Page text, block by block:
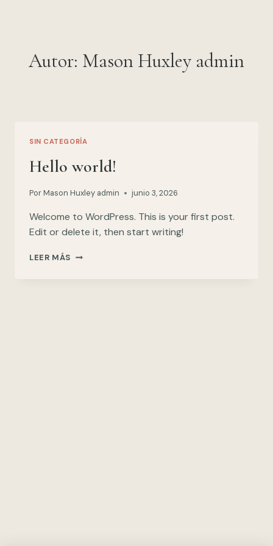
Autor: Mason Huxley admin
SIN CATEGORÍA
Hello world!
PorMason Huxley admin junio 3, 2026
Welcome to WordPress. This is your first post.
Edit or delete it, then start writing!
LEER MÁS HELLO